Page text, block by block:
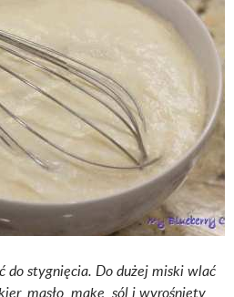
do stygnięcia. Do dużej miski wlać
masło, mąkę, sól i wyrośnięty